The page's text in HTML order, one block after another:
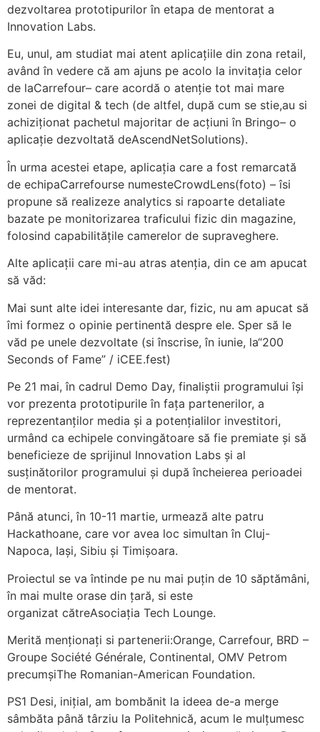
dezvoltarea prototipurilor în etapa de mentorat a
Innovation Labs.
Eu, unul, am studiat mai atent aplicațiile din zona retail,
având în vedere că am ajuns pe acolo la invitația celor
de laCarrefour– care acordă o atenție tot mai mare
zonei de digital & tech (de altfel, după cum se stie,au si
achiziționat pachetul majoritar de acțiuni în Bringo– o
aplicație dezvoltată deAscendNetSolutions).
În urma acestei etape, aplicația care a fost remarcată
de echipaCarrefourse numesteCrowdLens(foto) – îsi
propune să realizeze analytics si rapoarte detaliate
bazate pe monitorizarea traficului fizic din magazine,
folosind capabilitățile camerelor de supraveghere.
Alte aplicații care mi-au atras atenția, din ce am apucat
să văd:
Mai sunt alte idei interesante dar, fizic, nu am apucat să
îmi formez o opinie pertinentă despre ele. Sper să le
văd pe unele dezvoltate (si înscrise, în iunie, la“200
Seconds of Fame” / iCEE.fest)
Pe 21 mai, în cadrul Demo Day, finaliștii programului își
vor prezenta prototipurile în fața partenerilor, a
reprezentanților media și a potențialilor investitori,
urmând ca echipele convingătoare să fie premiate și să
beneficieze de sprijinul Innovation Labs și al
susținătorilor programului și după încheierea perioadei
de mentorat.
Până atunci, în 10-11 martie, urmează alte patru
Hackathoane, care vor avea loc simultan în Cluj-
Napoca, Iași, Sibiu și Timișoara.
Proiectul se va întinde pe nu mai puțin de 10 săptămâni,
în mai multe orase din țară, si este
organizat cătreAsociația Tech Lounge.
Merită menționați si partenerii:Orange, Carrefour, BRD –
Groupe Société Générale, Continental, OMV Petrom
precumșiThe Romanian-American Foundation.
PS1 Desi, inițial, am bombănit la ideea de-a merge
sâmbăta până târziu la Politehnică, acum le mulțumesc